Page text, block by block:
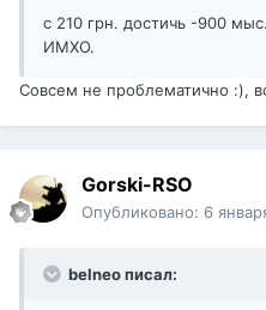
с 210 грн. достичь -900
ИМХО.
Совсем не проблематично :),
Gorski-RSO
Опубликовано: 6
belneo писал: